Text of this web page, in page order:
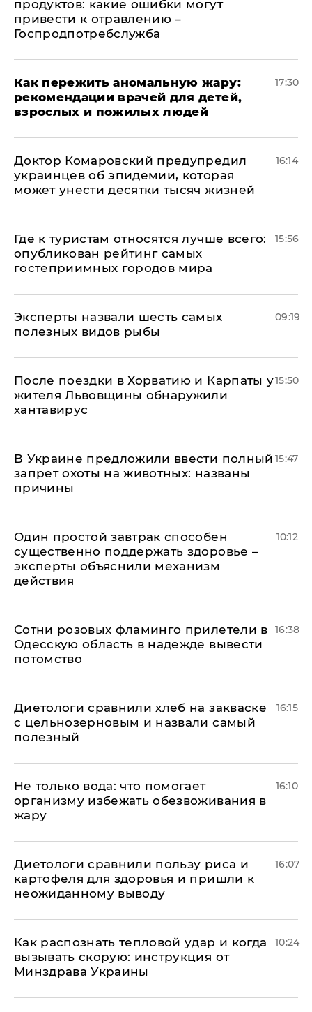
продуктов: какие ошибки могут
привести к отравлению –
Госпродпотребслужба
Как пережить аномальную жару:
рекомендации врачей для детей,
взрослых и пожилых людей
17:30
Доктор Комаровский предупредил
украинцев об эпидемии, которая
может унести десятки тысяч жизней
16:14
Где к туристам относятся лучше всего:
опубликован рейтинг самых
гостеприимных городов мира
15:56
Эксперты назвали шесть самых
полезных видов рыбы
09:19
После поездки в Хорватию и Карпаты у
жителя Львовщины обнаружили
хантавирус
15:50
В Украине предложили ввести полный
запрет охоты на животных: названы
причины
15:47
Один простой завтрак способен
существенно поддержать здоровье –
эксперты объяснили механизм
действия
10:12
Сотни розовых фламинго прилетели в
Одесскую область в надежде вывести
потомство
16:38
Диетологи сравнили хлеб на закваске
с цельнозерновым и назвали самый
полезный
16:15
Не только вода: что помогает
организму избежать обезвоживания в
жару
16:10
Диетологи сравнили пользу риса и
картофеля для здоровья и пришли к
неожиданному выводу
16:07
Как распознать тепловой удар и когда
вызывать скорую: инструкция от
Минздрава Украины
10:24